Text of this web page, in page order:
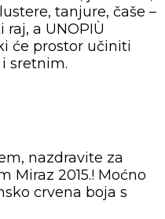
tanjure, čaše –
a UNOPIÙ
će prostor učiniti
sretnim.
nazdravite za
Miraz 2015.! Moćno
crvena boja s